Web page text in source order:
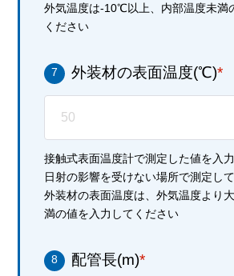
外気温度は-10℃以上、内部温度未満
ください
7 外装材の表面温度(℃)*
接触式表面温度計で測定した値を入
日射の影響を受けない場所で測定し
外装材の表面温度は、外気温度より
満の値を入力してください
8 配管長(m)*